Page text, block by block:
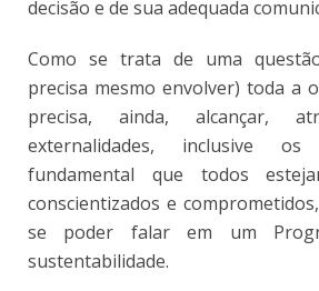
decisão e de sua adequada
Como se trata de uma
precisa mesmo envolver) toda a
precisa, ainda, alcançar,
externalidades, inclusive os
fundamental que todos
conscientizados e
se poder falar em um
sustentabilidade.